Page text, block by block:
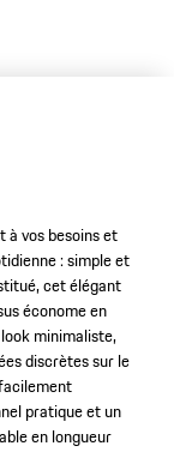
à vos besoins et
: simple et
cet élégant
économe en
minimaliste,
discrètes sur le
pratique et un
en longueur